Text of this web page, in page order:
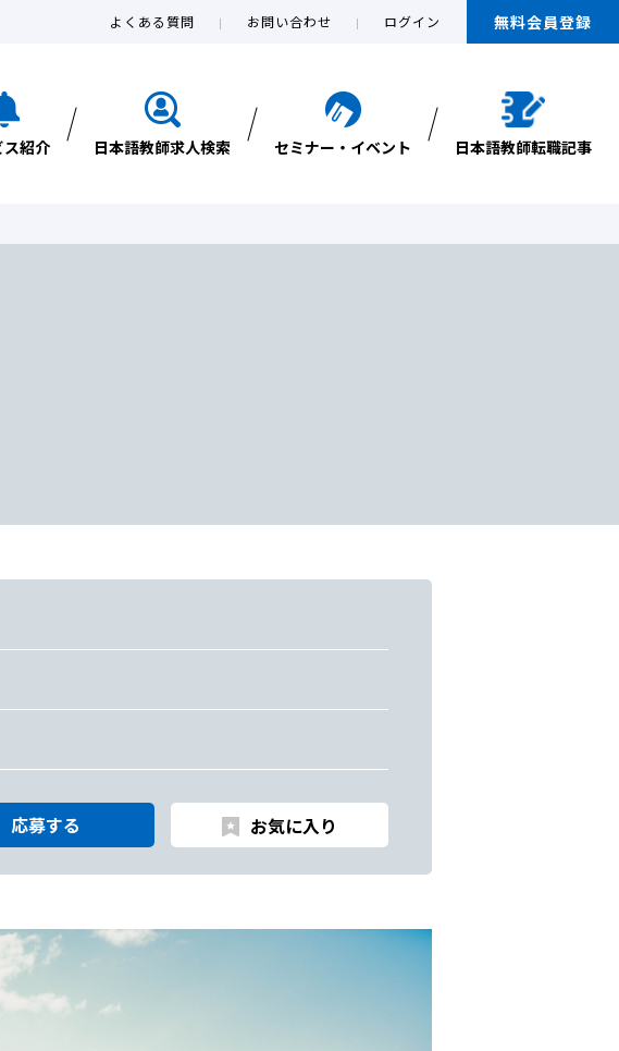
よくある質問 お問い合わせ ログイン 無料会員登録
紹介 日本語教師求人検索 セミナー・イベント 日本語教師転職記事
応募する お気に入り